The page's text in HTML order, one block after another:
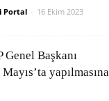
Portal - 16 Ekim 2023
Genel Başkanı
yapılmasına